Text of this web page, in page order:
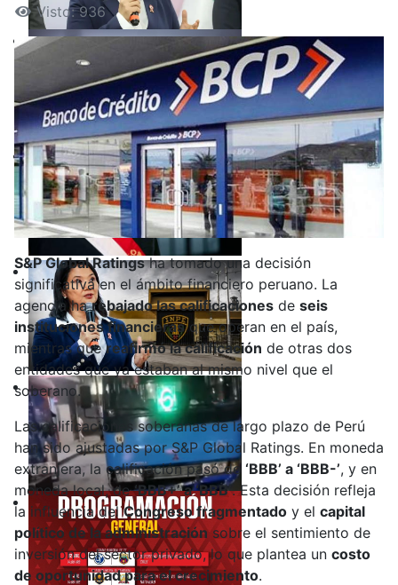
Visto: 936
S&P Global Ratingsha tomado una decisión
significativa en el ámbito financiero peruano. La
agencia harebajado las calificaciones de seis
instituciones financierasque operan en el país,
mientras quereafirmó la calificación de otras dos
entidades que ya estaban al mismo nivel que el
soberano.
Las calificaciones soberanas de largo plazo de Perú
han sido ajustadas por S&P Global Ratings. En moneda
extranjera, la calificación pasó de ‘BBB’ a ‘BBB-’, y en
moneda local, de‘BBB+’ a ‘BBB’. Esta decisión refleja
la influencia delCongreso fragmentado y el capital
político de la administraciónsobre el sentimiento de
inversión del sector privado, lo que plantea un costo
de oportunidad para el crecimiento.